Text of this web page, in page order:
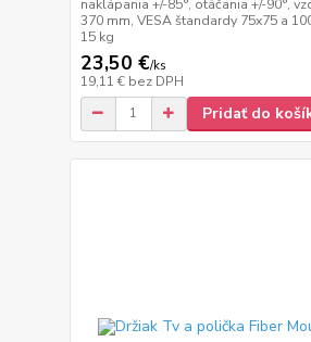
naklápania +/-85°, otáčania +/-90°,
370 mm, VESA štandardy 75x75 a
15 kg
23,50 €/ks
19,11 € bez DPH
Pridať do